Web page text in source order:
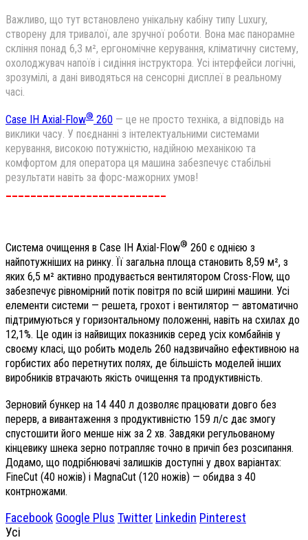
Важливо, що тут встановлено унікальну кабіну типу Luxury,
створену для тривалої, але зручної роботи. Вона має панорамне
скління понад 6,3 м², ергономічне керування, кліматичну систему,
охолоджувач напоїв і сидіння інструктора. Усі інтерфейси логічні,
зрозумілі, а дані виводяться на сенсорні дисплеї в реальному
часі.
Case IH Axial-Flow® 260 — це не просто техніка, а відповідь на
виклики часу. У поєднанні з інтелектуальними системами
керування, високою потужністю, надійною механікою та
комфортом для оператора ця машина забезпечує стабільні
результати навіть за форс-мажорних умов!
__________________________
Система очищення в Case IH Axial-Flow® 260 є однією з
найпотужніших на ринку. Її загальна площа становить 8,59 м², з
яких 6,5 м² активно продувається вентилятором Cross-Flow, що
забезпечує рівномірний потік повітря по всій ширині машини. Усі
елементи системи — решета, грохот і вентилятор — автоматично
підтримуються у горизонтальному положенні, навіть на схилах до
12,1%. Це один із найвищих показників серед усіх комбайнів у
своєму класі, що робить модель 260 надзвичайно ефективною на
горбистих або перетнутих полях, де більшість моделей інших
виробників втрачають якість очищення та продуктивність.
Зерновий бункер на 14 440 л дозволяє працювати довго без
перерв, а вивантаження з продуктивністю 159 л/с дає змогу
спустошити його менше ніж за 2 хв. Завдяки регульованому
кінцевику шнека зерно потрапляє точно в причіп без розсипання.
Додамо, що подрібнювачі залишків доступні у двох варіантах:
FineCut (40 ножів) і MagnaCut (120 ножів) — обидва з 40
контрножами.
Facebook Google Plus Twitter Linkedin Pinterest
Усі